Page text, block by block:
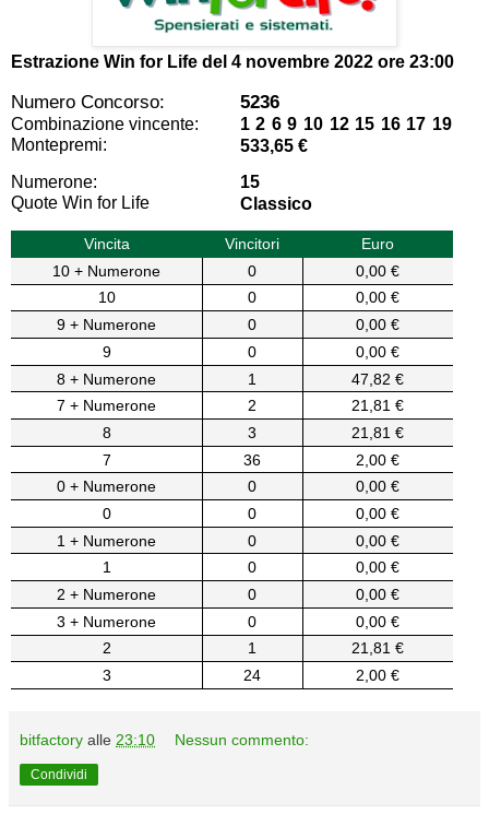
Estrazione Win for Life del 4 novembre 2022 ore 23:00
Numero Concorso: 5236
Combinazione vincente:
1 2 6 9 10 12 15 16 17 19
Montepremi:
533,65 €
Numerone:
15
Quote Win for Life
Classico
Vincita Vincitori
Euro
10 + Numerone
0
0,00 €
10
0
0,00 €
9 + Numerone
0
0,00 €
9
0
0,00 €
8 + Numerone
1
47,82 €
7 + Numerone
2
21,81 €
8
3
21,81 €
7
36
2,00 €
0 + Numerone
0
0,00 €
0
0
0,00 €
1 + Numerone
0
0,00 €
1
0
0,00 €
2 + Numerone
0
0,00 €
3 + Numerone
0
0,00 €
2
1
21,81 €
3
24 2,00 €
bitfactory alle 23:10 Nessun commento:
Condividi